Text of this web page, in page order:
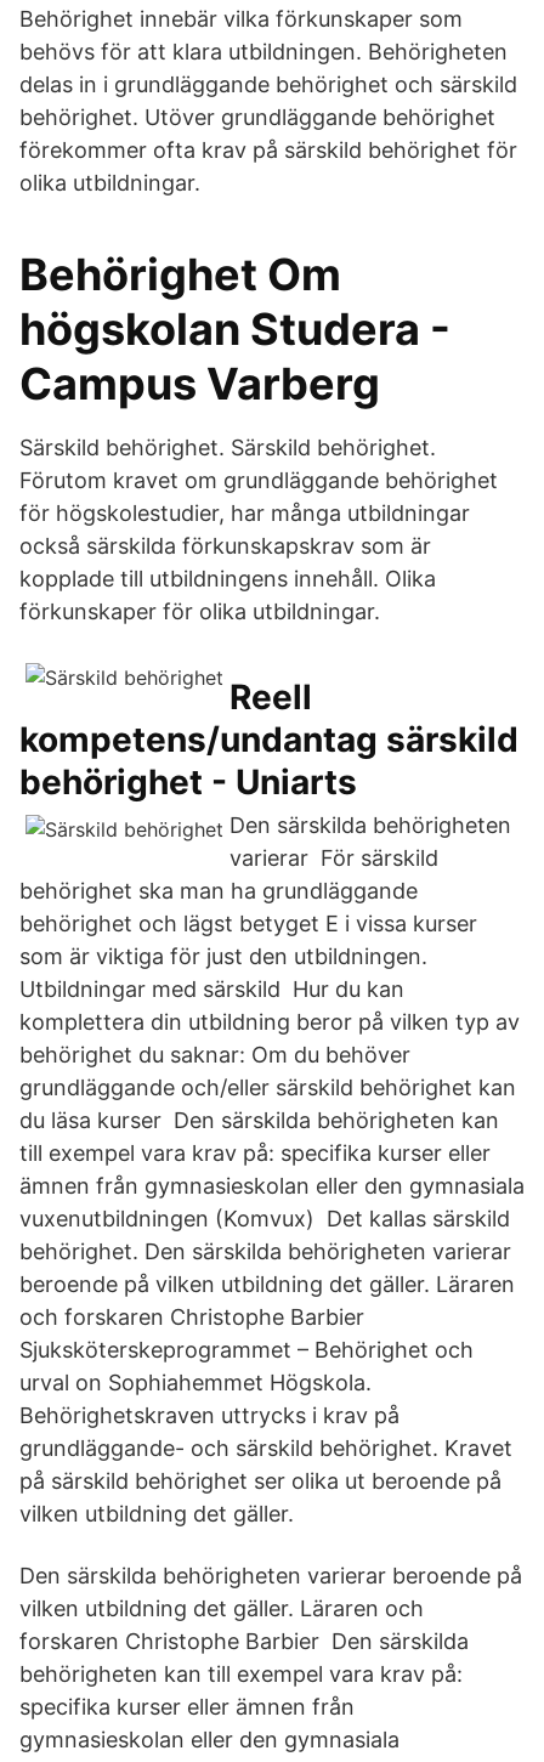
Behörighet innebär vilka förkunskaper som
behövs för att klara utbildningen. Behörigheten
delas in i grundläggande behörighet och särskild
behörighet. Utöver grundläggande behörighet
förekommer ofta krav på särskild behörighet för
olika utbildningar.
Behörighet Om
högskolan Studera -
Campus Varberg
Särskild behörighet. Särskild behörighet.
Förutom kravet om grundläggande behörighet
för högskolestudier, har många utbildningar
också särskilda förkunskapskrav som är
kopplade till utbildningens innehåll. Olika
förkunskaper för olika utbildningar.
Reell
kompetens/undantag särskild
behörighet - Uniarts
Den särskilda behörigheten
varierar För särskild
behörighet ska man ha grundläggande
behörighet och lägst betyget E i vissa kurser
som är viktiga för just den utbildningen.
Utbildningar med särskild Hur du kan
komplettera din utbildning beror på vilken typ av
behörighet du saknar: Om du behöver
grundläggande och/eller särskild behörighet kan
du läsa kurser Den särskilda behörigheten kan
till exempel vara krav på: specifika kurser eller
ämnen från gymnasieskolan eller den gymnasiala
vuxenutbildningen (Komvux) Det kallas särskild
behörighet. Den särskilda behörigheten varierar
beroende på vilken utbildning det gäller. Läraren
och forskaren Christophe Barbier
Sjuksköterskeprogrammet – Behörighet och
urval on Sophiahemmet Högskola.
Behörighetskraven uttrycks i krav på
grundläggande- och särskild behörighet. Kravet
på särskild behörighet ser olika ut beroende på
vilken utbildning det gäller.
Den särskilda behörigheten varierar beroende på
vilken utbildning det gäller. Läraren och
forskaren Christophe Barbier Den särskilda
behörigheten kan till exempel vara krav på:
specifika kurser eller ämnen från
gymnasieskolan eller den gymnasiala